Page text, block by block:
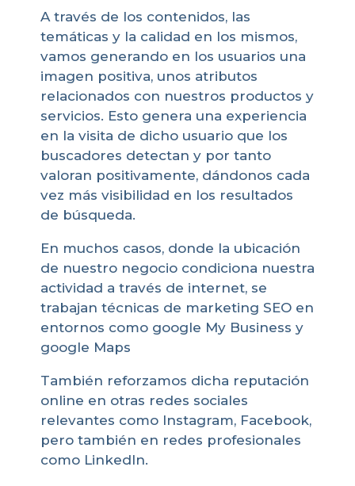
A través de los contenidos, las
temáticas y la calidad en los mismos,
vamos generando en los usuarios una
imagen positiva, unos atributos
relacionados con nuestros productos y
servicios. Esto genera una experiencia
en la visita de dicho usuario que los
buscadores detectan y por tanto
valoran positivamente, dándonos cada
vez más visibilidad en los resultados
de búsqueda.
En muchos casos, donde la ubicación
de nuestro negocio condiciona nuestra
actividad a través de internet, se
trabajan técnicas de marketing SEO en
entornos como google My Business y
google Maps
También reforzamos dicha reputación
online en otras redes sociales
relevantes como Instagram, Facebook,
pero también en redes profesionales
como LinkedIn.